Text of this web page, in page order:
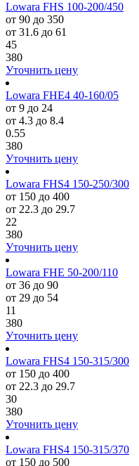
Lowara FHS 100-200/450
от 90 до 350
от 31.6 до 61
45
380
Уточнить цену
Lowara FHE4 40-160/05
от 9 до 24
от 4.3 до 8.4
0.55
380
Уточнить цену
Lowara FHS4 150-250/300
от 150 до 400
от 22.3 до 29.7
22
380
Уточнить цену
Lowara FHE 50-200/110
от 36 до 90
от 29 до 54
11
380
Уточнить цену
Lowara FHS4 150-315/300
от 150 до 400
от 22.3 до 29.7
30
380
Уточнить цену
Lowara FHS4 150-315/370
от 150 до 500